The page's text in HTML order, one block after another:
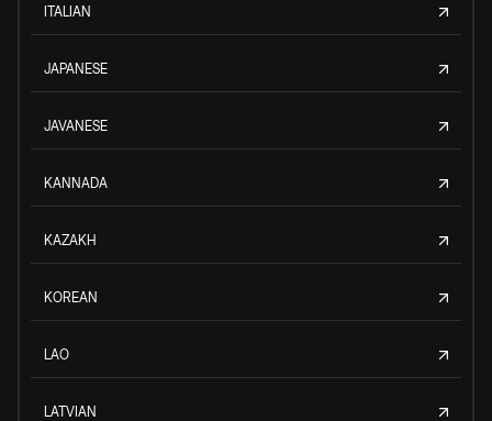
ITALIAN
JAPANESE
JAVANESE
KANNADA
KAZAKH
KOREAN
LAO
LATVIAN